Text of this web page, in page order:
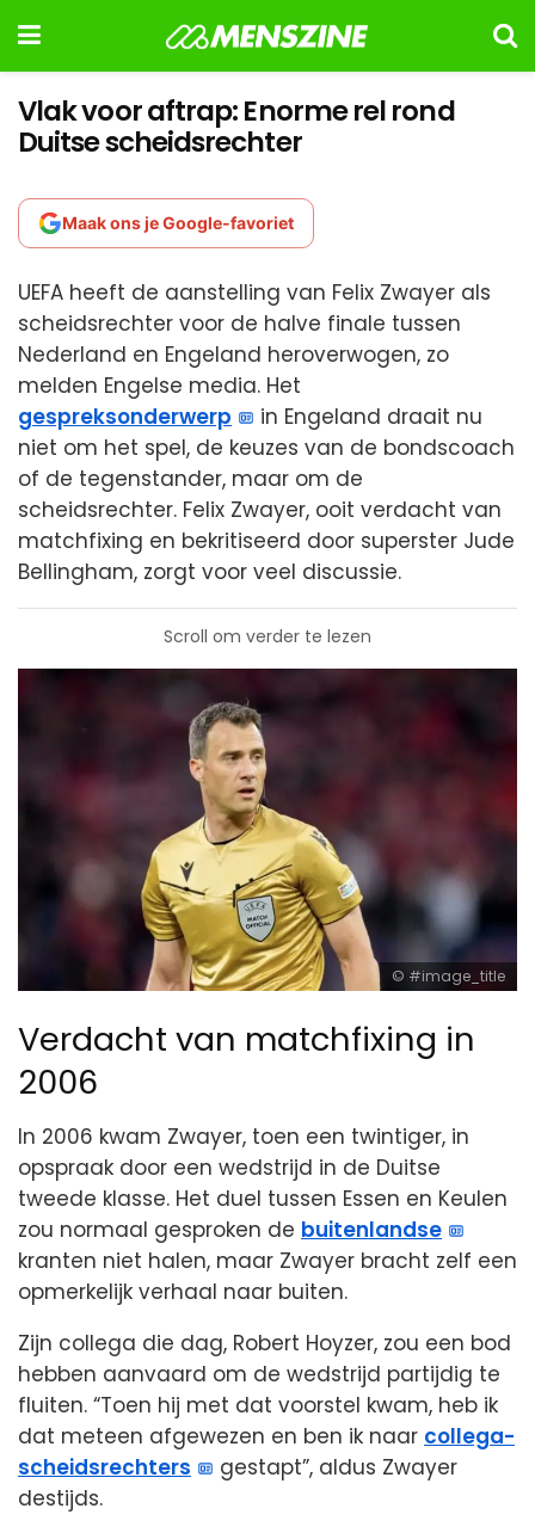
Vlak voor aftrap: Enorme rel rond
Duitse scheidsrechter
Maak ons je Google-favoriet
UEFA heeft de aanstelling van Felix Zwayer als
scheidsrechter voor de halve finale tussen
Nederland en Engeland heroverwogen, zo
melden Engelse media. Het
gespreksonderwerp
in Engeland draait nu
niet om het spel, de keuzes van de bondscoach
of de tegenstander, maar om de
scheidsrechter. Felix Zwayer, ooit verdacht van
matchfixing en bekritiseerd door superster Jude
Bellingham, zorgt voor veel discussie.
Scroll om verder te lezen
#image_title
Verdacht van matchfixing in
2006
In 2006 kwam Zwayer, toen een twintiger, in
opspraak door een wedstrijd in de Duitse
tweede klasse. Het duel tussen Essen en Keulen
zou normaal gesproken de buitenlandse
kranten niet halen, maar Zwayer bracht zelf een
opmerkelijk verhaal naar buiten.
Zijn collega die dag, Robert Hoyzer, zou een bod
hebben aanvaard om de wedstrijd partijdig te
fluiten. “Toen hij met dat voorstel kwam, heb ik
dat meteen afgewezen en ben ik naar collega-
scheidsrechters
gestapt”, aldus Zwayer
destijds.